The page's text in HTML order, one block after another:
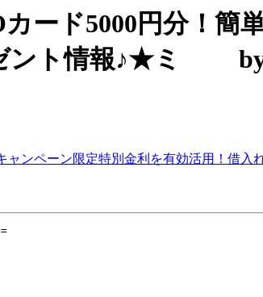
ード5000円分！簡
ント情報♪★ミ by
ペーン限定特別金利を有効活用！借入